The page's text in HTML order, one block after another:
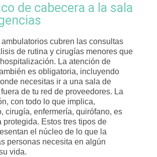
de cabecera a la sala
ambulatorios cubren las consultas
de rutina y cirugías menores que
La atención de
es obligatoria, incluyendo
necesitas ir a una sala de
de tu red de proveedores. La
con todo lo que implica,
cirugía, enfermería, quirófano, es
protegida. Estos tres tipos de
el núcleo de lo que la
personas necesita en algún
vida.